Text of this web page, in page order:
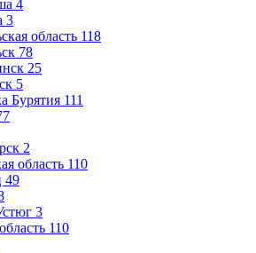
4
3
область 118
78
25
5
Бурятия 111
2
область 110
49
3
110